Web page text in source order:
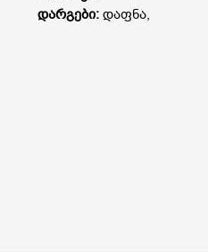
დარგები: დაფნა,